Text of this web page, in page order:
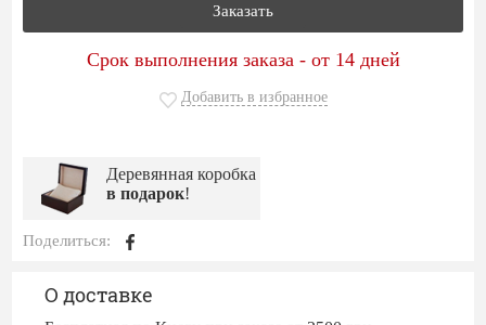
Заказать
Срок выполнения заказа - от 14 дней
Добавить в избранное
Деревянная коробка
в подарок!
Поделиться:
О доставке